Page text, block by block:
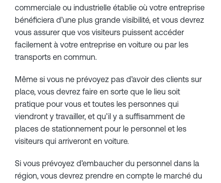
commerciale ou industrielle établie où votre entreprise
bénéficiera d’une plus grande visibilité, et vous devrez
vous assurer que vos visiteurs puissent accéder
facilement à votre entreprise en voiture ou par les
transports en commun.
Même si vous ne prévoyez pas d’avoir des clients sur
place, vous devrez faire en sorte que le lieu soit
pratique pour vous et toutes les personnes qui
viendront y travailler, et qu’il y a suffisamment de
places de stationnement pour le personnel et les
visiteurs qui arriveront en voiture.
Si vous prévoyez d’embaucher du personnel dans la
région, vous devrez prendre en compte le marché du